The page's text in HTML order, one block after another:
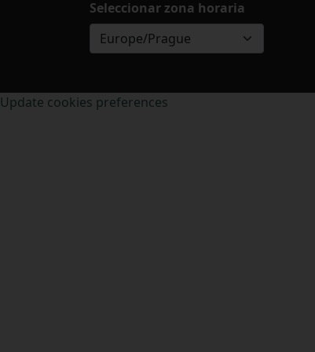
Seleccionar zona horaria
Europe/Prague
Update cookies preferences